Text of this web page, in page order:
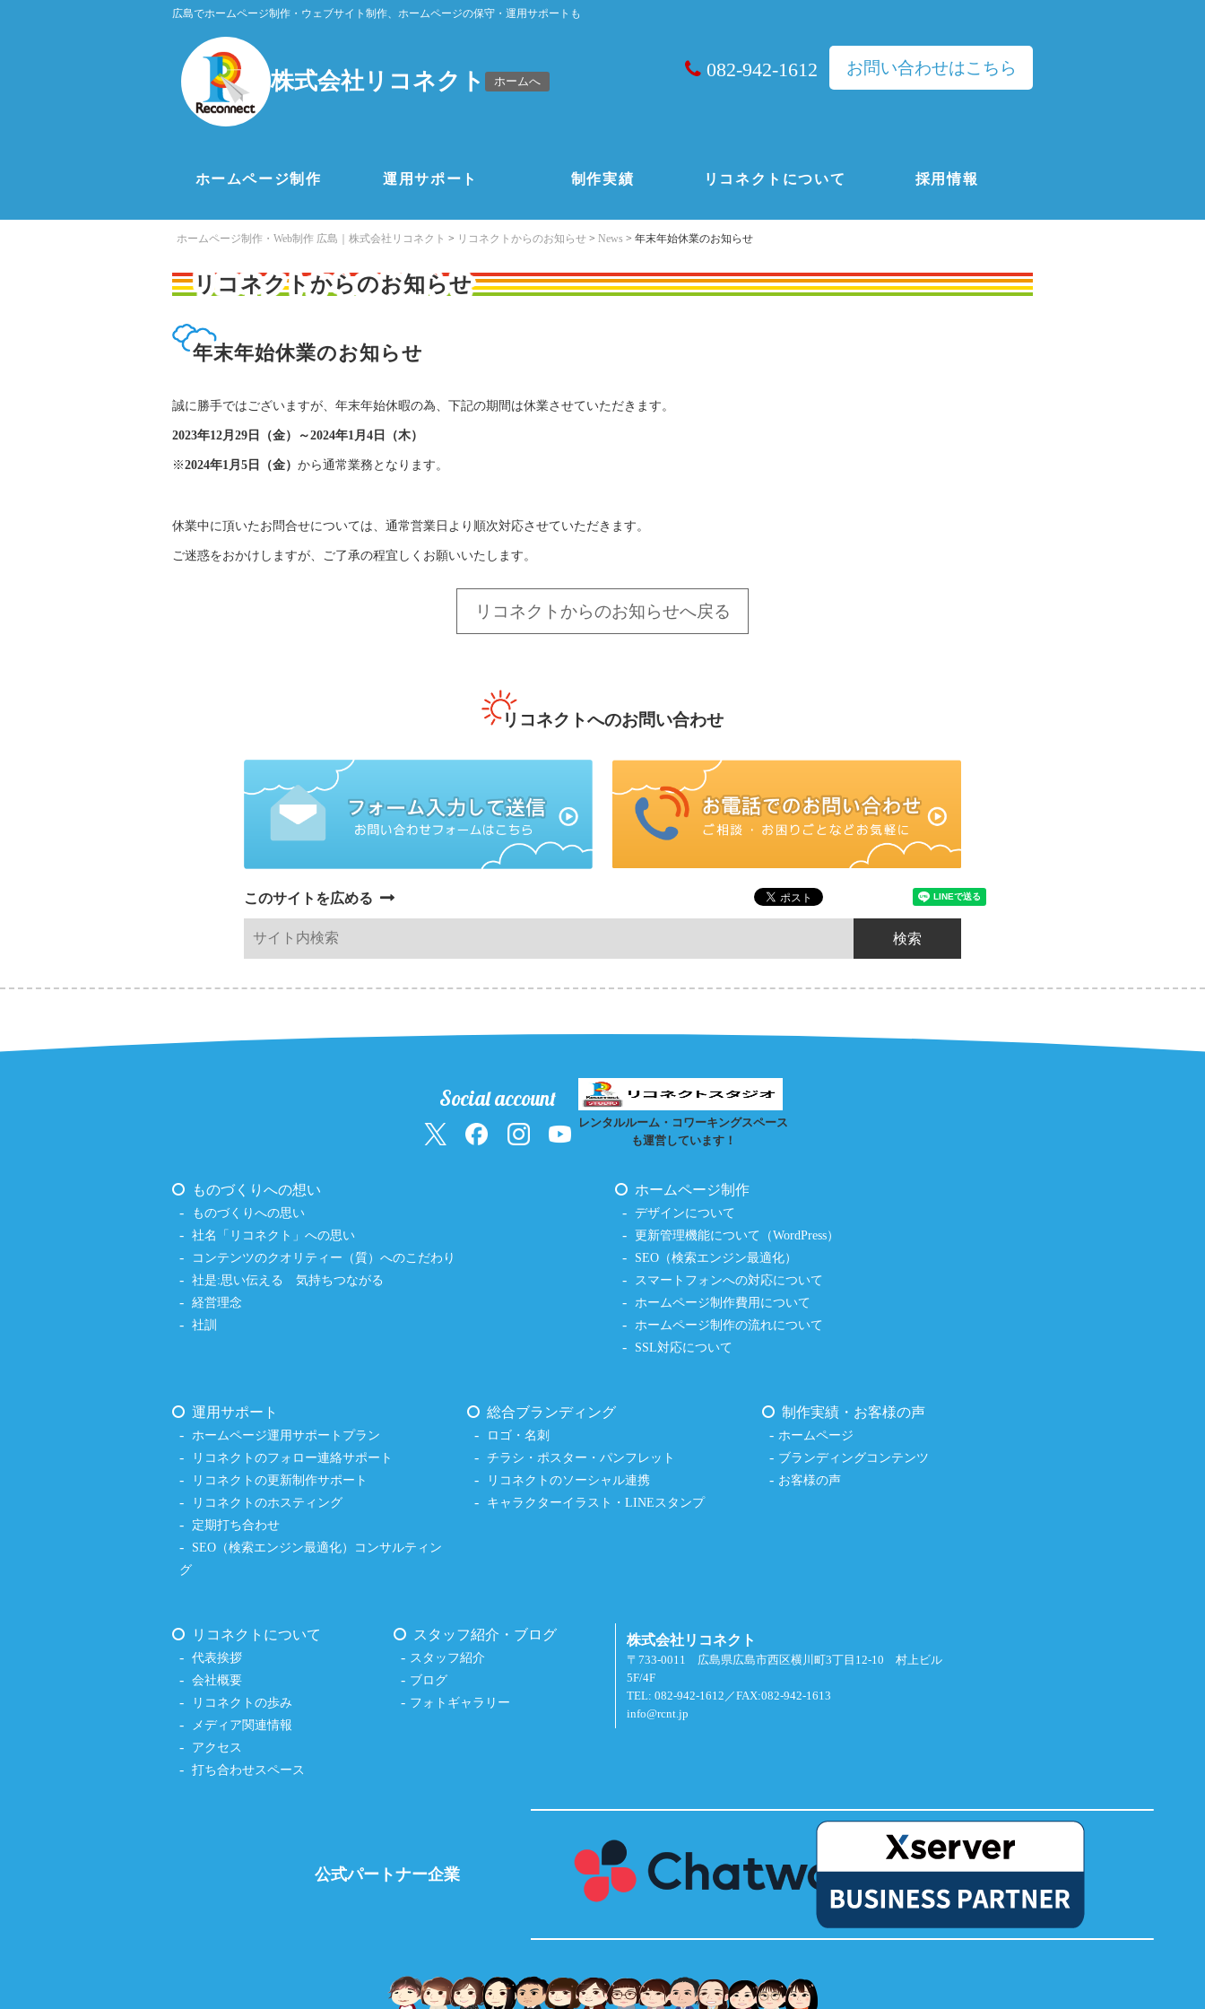
広島でホームページ制作・ウェブサイト制作、ホームページの保守・運用サポートも
株式会社リコネクト ホームへ
082-942-1612 お問い合わせはこちら
ホームページ制作 運用サポート 制作実績 リコネクトについて 採用情報
ホームページ制作・Web制作 広島｜株式会社リコネクト > リコネクトからのお知らせ > News > 年末年始休業のお知らせ
リコネクトからのお知らせ
年末年始休業のお知らせ
誠に勝手ではございますが、年末年始休暇の為、下記の期間は休業させていただきます。
2023年12月29日（金）～2024年1月4日（木）
※2024年1月5日（金） から通常業務となります。
休業中に頂いたお問合せについては、通常営業日より順次対応させていただきます。
ご迷惑をおかけしますが、ご了承の程宜しくお願いいたします。
リコネクトからのお知らせへ戻る
リコネクトへのお問い合わせ
このサイトを広める
Social account
レンタルルーム・コワーキングスペース
も運営しています！
ものづくりへの想い
ものづくりへの思い
社名「リコネクト」への思い
コンテンツのクオリティー（質）へのこだわり
社是:思い伝える 気持ちつながる
経営理念
社訓
ホームページ制作
デザインについて
更新管理機能について（WordPress）
SEO（検索エンジン最適化）
スマートフォンへの対応について
ホームページ制作費用について
ホームページ制作の流れについて
SSL対応について
運用サポート
ホームページ運用サポートプラン
リコネクトのフォロー連絡サポート
リコネクトの更新制作サポート
リコネクトのホスティング
定期打ち合わせ
SEO（検索エンジン最適化）コンサルティン
グ
総合ブランディング
ロゴ・名刺
チラシ・ポスター・パンフレット
リコネクトのソーシャル連携
キャラクターイラスト・LINEスタンプ
制作実績・お客様の声
ホームページ
ブランディングコンテンツ
お客様の声
リコネクトについて
代表挨拶
会社概要
リコネクトの歩み
メディア関連情報
アクセス
打ち合わせスペース
スタッフ紹介・ブログ
スタッフ紹介
ブログ
フォトギャラリー
株式会社リコネクト
〒733-0011 広島県広島市西区横川町3丁目12-10 村上ビル
5F/4F
TEL: 082-942-1612／FAX:082-942-1613
info@rcnt.jp
公式パートナー企業